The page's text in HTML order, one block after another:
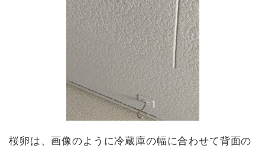
桜卵は、画像のように冷蔵庫の幅に合わせて背面の